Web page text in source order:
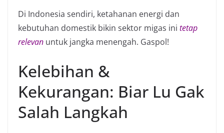
Di Indonesia sendiri, ketahanan energi dan
kebutuhan domestik bikin sektor migas ini tetap
relevan untuk jangka menengah. Gaspol!
Kelebihan &
Kekurangan: Biar Lu Gak
Salah Langkah